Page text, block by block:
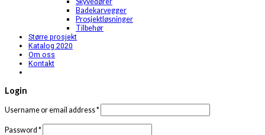
Badekarvegger
Prosjektløsninger
Tilbehør
Større prosjekt
Katalog 2020
Om oss
Kontakt
Login
Username or email address*
Password *